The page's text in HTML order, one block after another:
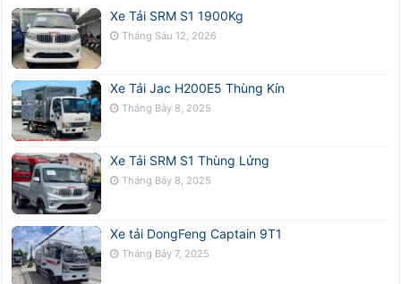
Xe Tải SRM S1 1900Kg
Tháng Sáu 12, 2026
Xe Tải Jac H200E5 Thùng Kín
Tháng Bảy 8, 2025
Xe Tải SRM S1 Thùng Lửng
Tháng Bảy 8, 2025
Xe tải DongFeng Captain 9T1
Tháng Bảy 7, 2025